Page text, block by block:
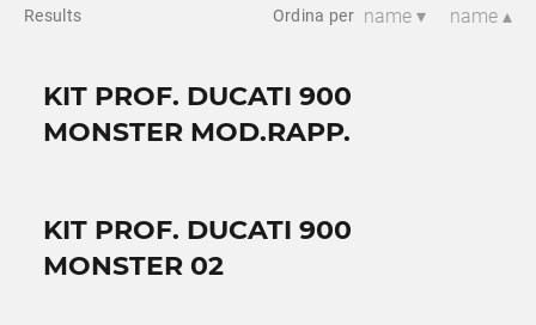
Results Ordina per name ▾ name ▴
KIT PROF. DUCATI 900
MONSTER MOD.RAPP.
KIT PROF. DUCATI 900
MONSTER 02